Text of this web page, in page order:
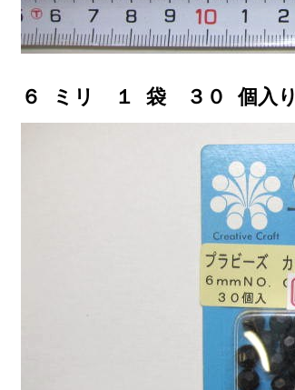
６ ミリ １ 袋 ３０ 個入り